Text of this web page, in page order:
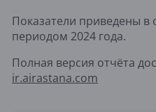
Показатели приведены
периодом 2024 года.
Полная версия отчёта
ir.airastana.com